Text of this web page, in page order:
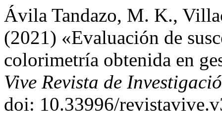
Ávila Tandazo, M. K.,
(2021) «Evaluación de
colorimetría obtenida en
Vive Revista de
doi: 10.33996/